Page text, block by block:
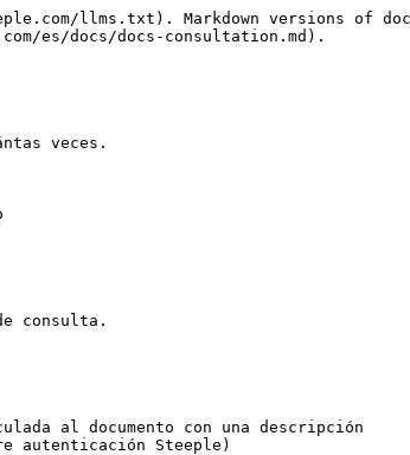
llms.txt). Markdown versions of
es/docs/docs-consultation.md).
veces.
consulta.
al documento con una descripción
autenticación Steeple)